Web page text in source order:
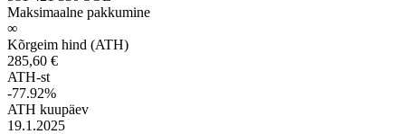
Maksimaalne pakkumine
∞
Kõrgeim hind (ATH)
285,60 €
ATH-st
-77.92%
ATH kuupäev
19.1.2025